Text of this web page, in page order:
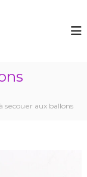
secouer aux ballons